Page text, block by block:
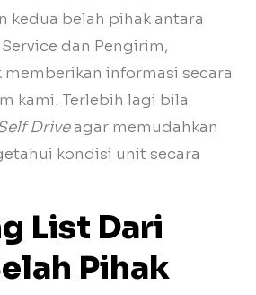
kedua belah pihak antara
dan Pengirim,
informasi secara
kami. Terlebih lagi bila
Driveagar memudahkan
kondisi unit secara
List Dari
Pihak